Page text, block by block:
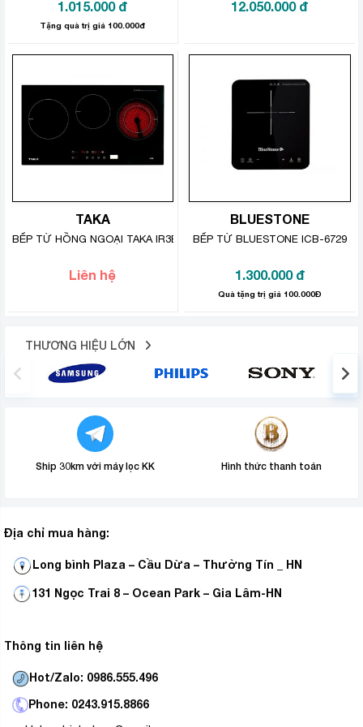
cho bạn tùy chỉnh linh hoat theo mong muốn sử dụng.
Chức năng hẹn giờ giúp bạn lựa chọn thời gian nấu
khác hoặc thực hiện công việc nội trợ, dọn dẹp nhà
cửa.
Tặng kèm bếp là một nồi lẩu inox vung kính tiện lợi, đáp
An toàn cho người sử dụng
Sản phẩm có khóa trẻ em để hạn chế trẻ em thao tác
trên bếp mà không có sự quản lý của người lớn, nên rất
1.015.000 đ
Tặng quà trị giá 100.000đ
12.050.000 đ
TAKA
BẾP TỪ HỒNG NGOẠI TAKA IR3B 5400W
Liên hệ
BLUESTONE
BẾP TỪ BLUESTONE ICB-6729
1.300.000 đ
Quà tặng trị giá 100.000Đ
THƯƠNG HIỆU LỚN
Ship 30km với máy lọc KK Hình thức thanh toán
Địa chỉ mua hàng:
Long bình Plaza – Cầu Dừa – Thường Tín _ HN
131 Ngọc Trai 8 – Ocean Park – Gia Lâm-HN
Thông tin liên hệ
Hot/Zalo: 0986.555.496
Phone: 0243.915.8866